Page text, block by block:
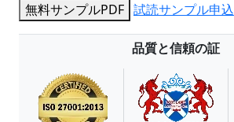
無料サンプルPDF 試読サンプル申込
品質と信頼の証